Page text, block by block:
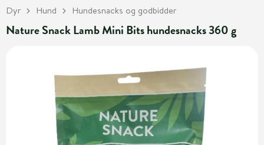
Dyr Hund Hundesnacks og godbidder
Nature Snack Lamb Mini Bits hundesnacks 360 g